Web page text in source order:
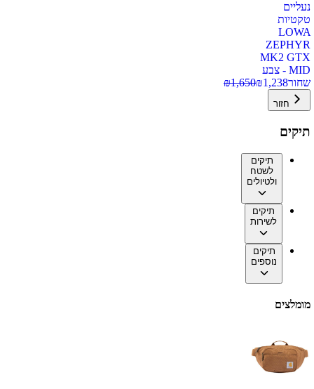
נעליים
טקטיות
LOWA
ZEPHYR
MK2 GTX
MID - צבע
שחור
₪1,238
₪1,650
חזור
תיקים
תיקים
לשטח
ולטיולים
תיקים
לשירות
תיקים
נוספים
מומלצים